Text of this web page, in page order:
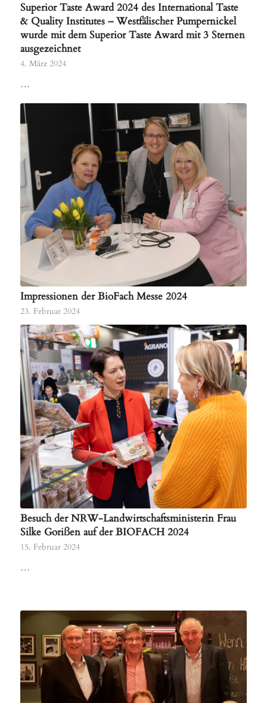
Superior Taste Award 2024 des International Taste
& Quality Institutes – Westfälischer Pumpernickel
wurde mit dem Superior Taste Award mit 3 Sternen
ausgezeichnet
4. März 2024
…
Impressionen der BioFach Messe 2024
23. Februar 2024
Besuch der NRW-Landwirtschaftsministerin Frau
Silke Gorißen auf der BIOFACH 2024
15. Februar 2024
…